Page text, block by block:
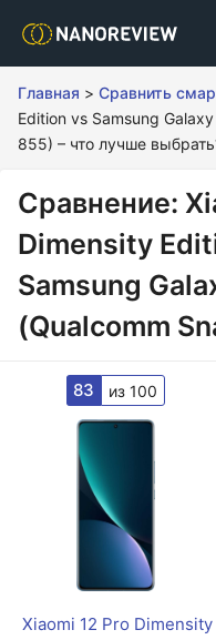
Главная > Сравнить
Edition vs Samsung
855) – что лучше
Сравнение:
Dimensity
Samsung
(Qualcomm
83 из 100
Xiaomi 12 Pro Dimensity